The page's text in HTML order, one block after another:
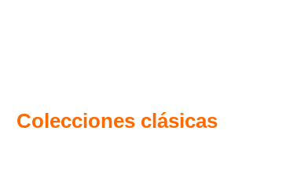
Colecciones clásicas